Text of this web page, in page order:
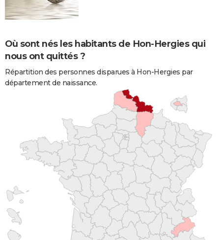
Où sont nés les habitants de Hon-Hergies qui
nous ont quittés ?
Répartition des personnes disparues à Hon-Hergies par
département de naissance.